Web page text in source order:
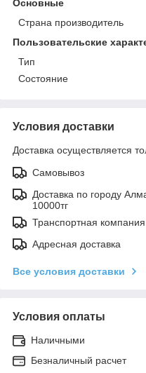
Основные
Страна производитель
Пользовательские
Тип
Состояние
Условия доставки
Доставка осуществляется
Самовывоз
Доставка по городу
10000тг
Транспортная компания
Адресная доставка
Все условия доставки
Условия оплаты
Наличными
Безналичный расчет